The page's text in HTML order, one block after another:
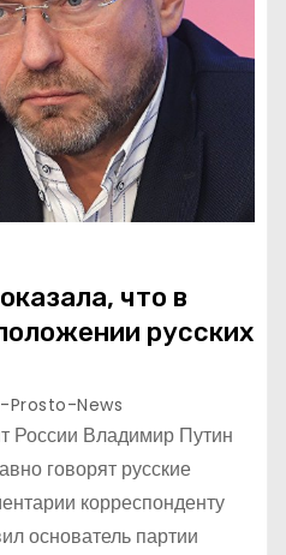
что в
русских
Prosto-News
России Владимир Путин
говорят русские
корреспонденту
основатель партии